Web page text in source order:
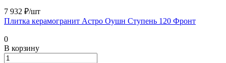
7 932 ₽/шт
Плитка керамогранит Астро Оушн Ступень 120 Фронт
0
В корзину